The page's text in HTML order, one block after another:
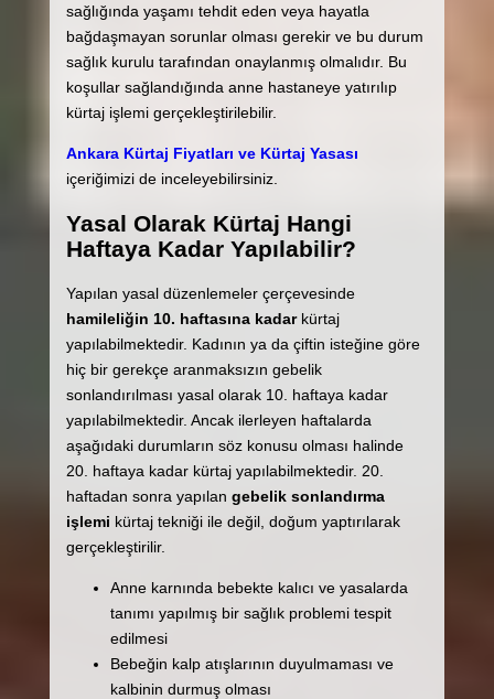
sağlığında yaşamı tehdit eden veya hayatla
bağdaşmayan sorunlar olması gerekir ve bu durum
sağlık kurulu tarafından onaylanmış olmalıdır. Bu
koşullar sağlandığında anne hastaneye yatırılıp
kürtaj işlemi gerçekleştirilebilir.
Ankara Kürtaj Fiyatları ve Kürtaj Yasası
içeriğimizi de inceleyebilirsiniz.
Yasal Olarak Kürtaj Hangi
Haftaya Kadar Yapılabilir?
Yapılan yasal düzenlemeler çerçevesinde
hamileliğin 10. haftasına kadarkürtaj
yapılabilmektedir. Kadının ya da çiftin isteğine göre
hiç bir gerekçe aranmaksızın gebelik
sonlandırılması yasal olarak 10. haftaya kadar
yapılabilmektedir. Ancak ilerleyen haftalarda
aşağıdaki durumların söz konusu olması halinde
20. haftaya kadar kürtaj yapılabilmektedir. 20.
haftadan sonra yapılan gebelik sonlandırma
işlemi kürtaj tekniği ile değil, doğum yaptırılarak
gerçekleştirilir.
Anne karnında bebekte kalıcı ve yasalarda
tanımı yapılmış bir sağlık problemi tespit
edilmesi
Bebeğin kalp atışlarının duyulmaması ve
kalbinin durmuş olması